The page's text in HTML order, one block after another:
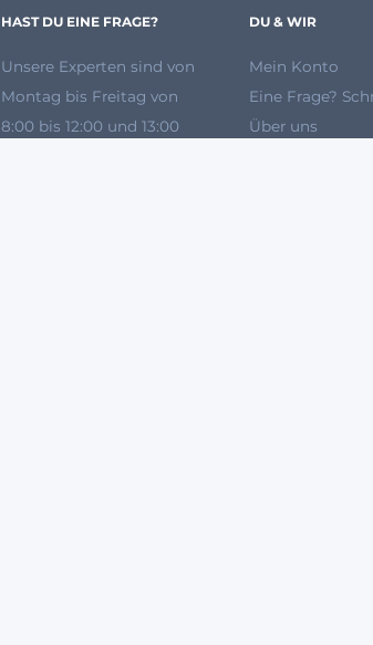
HAST DU EINE FRAGE?
Unsere Experten sind von
Montag bis Freitag von
8:00 bis 12:00 und 13:00
DU & WIR
Mein Konto
Eine Frage?
Über uns